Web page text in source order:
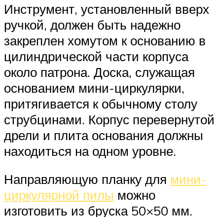
Инструмент, установленный вверх
ручкой, должен быть надежно
закреплен хомутом к основанию в
цилиндрической части корпуса
около патрона. Доска, служащая
основанием мини-циркулярки,
притягивается к обычному столу
струбцинами. Корпус перевернутой
дрели и плита основания должны
находиться на одном уровне.
Направляющую планку для мини-
циркулярной пилы можно
изготовить из бруска 50×50 мм.